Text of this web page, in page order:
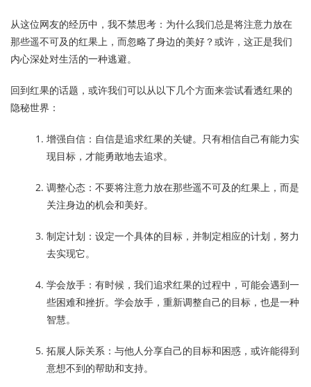
从这位网友的经历中，我不禁思考：为什么我们总是将注意力放在
那些遥不可及的红果上，而忽略了身边的美好？或许，这正是我们
内心深处对生活的一种逃避。
回到红果的话题，或许我们可以从以下几个方面来尝试看透红果的
隐秘世界：
增强自信：自信是追求红果的关键。只有相信自己有能力实
现目标，才能勇敢地去追求。
调整心态：不要将注意力放在那些遥不可及的红果上，而是
关注身边的机会和美好。
制定计划：设定一个具体的目标，并制定相应的计划，努力
去实现它。
学会放手：有时候，我们追求红果的过程中，可能会遇到一
些困难和挫折。学会放手，重新调整自己的目标，也是一种
智慧。
拓展人际关系：与他人分享自己的目标和困惑，或许能得到
意想不到的帮助和支持。